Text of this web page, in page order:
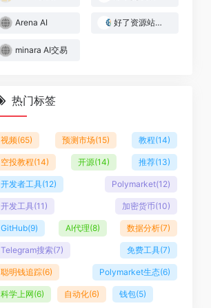
Arena AI 好了资源站｜Web3与AI实战资源库
minara AI交易
热门标签
视频(65) 预测市场(15) 教程(14)
空投教程(14) 开源(14) 推荐(13)
开发者工具(12) Polymarket(12)
开发工具(11) 加密货币(10)
GitHub(9) AI代理(8) 数据分析(7)
Telegram搜索(7) 免费工具(7)
聪明钱追踪(6) Polymarket生态(6)
科学上网(6) 自动化(6) 钱包(5)